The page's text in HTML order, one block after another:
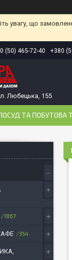
увагу, що
(50) 465-72-40 +380
Любецька, 155
ТА ПОБУТОВА
1867
354